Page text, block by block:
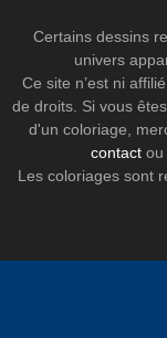
Certains dessins
univers
Ce site n’est ni
de droits. Si vous
d'un coloriage,
contactou
Les coloriages sont